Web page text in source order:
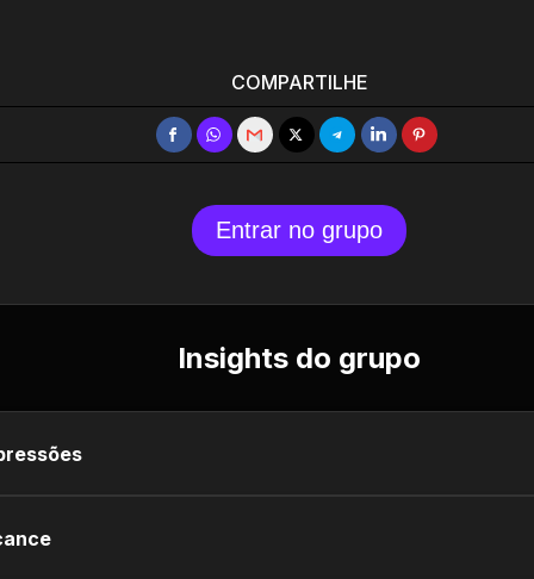
COMPARTILHE
Entrar no grupo
Insights do grupo